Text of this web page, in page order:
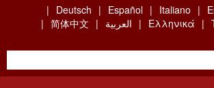
Italiano
Español
Deutsch
Ελληνικά العربية
简体中文